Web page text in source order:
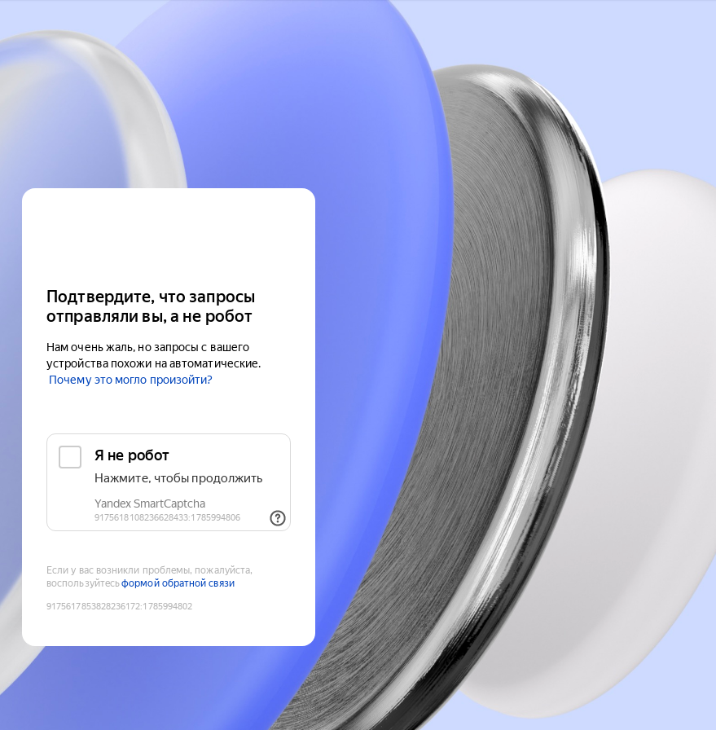
Подтвердите, что запросы
отправляли вы, а не робот
Нам очень жаль, но запросы с вашего
устройства похожи на автоматические.
Почему это могло произойти?
Если у вас возникли проблемы, пожалуйста,
воспользуйтесьформой обратной связи
9175617853828236172:1785994802